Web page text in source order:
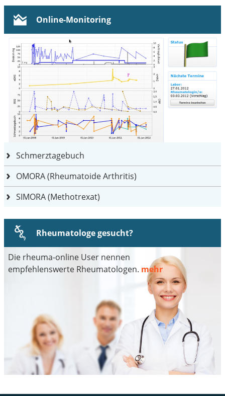
Online-Monitoring
Schmerztagebuch
OMORA (Rheumatoide Arthritis)
SIMORA (Methotrexat)
Rheumatologe gesucht?
Die rheuma-online User nennen
empfehlenswerte Rheumatologen. mehr